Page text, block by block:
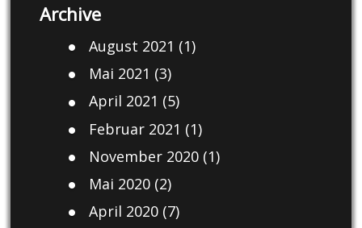
Archive
August 2021 (1)
Mai 2021 (3)
April 2021 (5)
Februar 2021 (1)
November 2020(1)
Mai 2020(2)
April 2020(7)